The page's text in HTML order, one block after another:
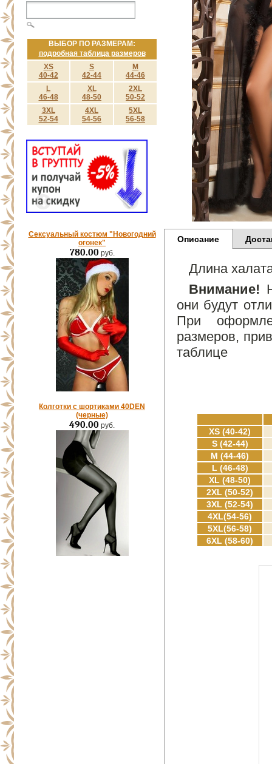
ВЫБОР ПО РАЗМЕРАМ:
подробная таблица размеров
XS
40-42
S
42-44
M
44-46
L
46-48
XL
48-50
2XL
50-52
3XL
52-54
4XL
54-56
5XL
56-58
Сексуальный костюм "Новогодний
огонек"
780.00руб.
Колготки с шортиками 40DEN
(черные)
490.00 руб.
Описание
Длина
Внимание!
они будут
При
размеров,
таблице
XS (40-42)
S (42-44)
M (44-46)
L (46-48)
XL (48-50)
2XL (50-52)
3XL (52-54)
4XL(54-56)
5XL(56-58)
6XL (58-60)